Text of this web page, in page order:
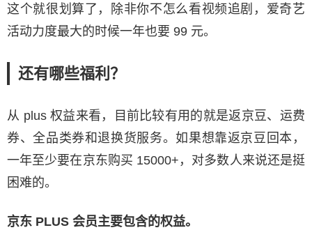
这个就很划算了，除非你不怎么看视频追剧，爱奇艺
活动力度最大的时候一年也要 99 元。
还有哪些福利？
从 plus 权益来看，目前比较有用的就是返京豆、运费
券、全品类券和退换货服务。如果想靠返京豆回本，
一年至少要在京东购买 15000+，对多数人来说还是挺
困难的。
京东 PLUS 会员主要包含的权益。